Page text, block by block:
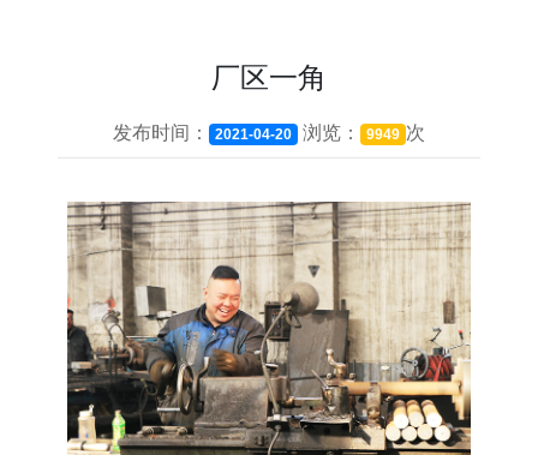
厂区一角
发布时间： 2021-04-20 浏览： 9949 次